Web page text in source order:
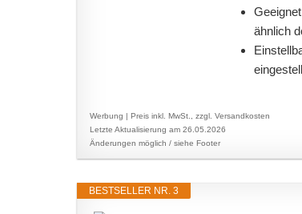
ähnlich
Werbung | Preis inkl. MwSt., zzgl. Versandkosten
Letzte Aktualisierung am 26.05.2026
Änderungen möglich / siehe Footer
BESTSELLER NR. 3